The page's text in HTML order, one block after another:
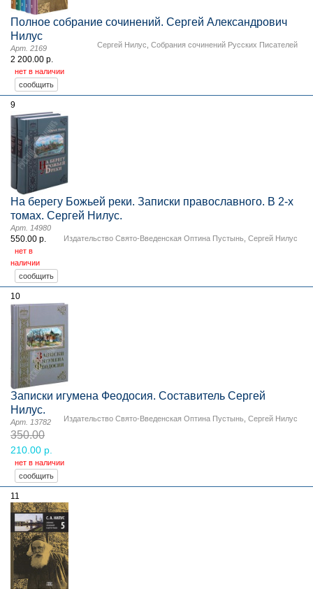
Полное собрание сочинений. Сергей Александрович
Нилус
Сергей Нилус Собрания сочинений Русских Писателей
Арт. 2169
2 200.00 р.
нет в наличии
9
На берегу Божьей реки. Записки православного. В 2-х
томах. Сергей Нилус.
Издательство Свято-Введенская Оптина Пустынь Сергей Нилус
Арт. 14980
550.00 р.
нет в
наличии
10
Записки игумена Феодосия. Составитель Сергей
Нилус.
Издательство Свято-Введенская Оптина Пустынь Сергей Нилус
Арт. 13782
350.00
210.00 р.
нет в наличии
11